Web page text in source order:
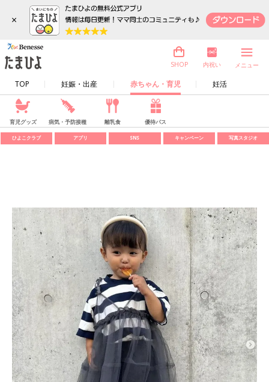
×
TOP 妊娠・出産 赤ちゃん・育児 妊活
SHOP 内祝い メニュー
育児グッズ 病気・予防接種 離乳食 優待パス
ひよこクラブ アプリ SNS キャンペーン 写真スタジオ